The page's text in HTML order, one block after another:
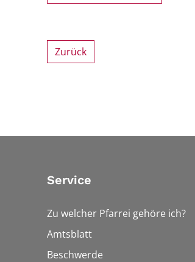
Zurück
Service
Zu welcher Pfarrei gehöre ich?
Amtsblatt
Beschwerde